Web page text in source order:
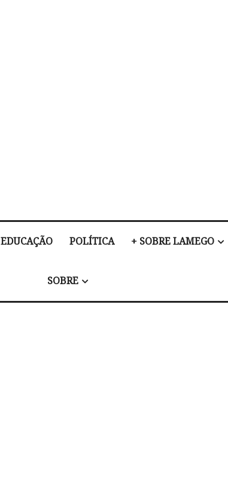
EDUCAÇÃO POLÍTICA + SOBRE LAMEGO
SOBRE